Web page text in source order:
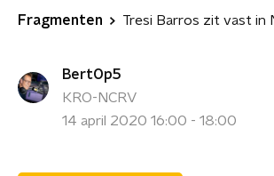
Fragmenten Tresi Barros zit vast in
BertOp5
KRO-NCRV
14 april 2020 16:00 - 18:00